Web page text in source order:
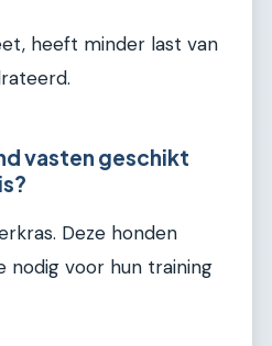
heeft minder last van
vasten geschikt
Deze honden
nodig voor hun training